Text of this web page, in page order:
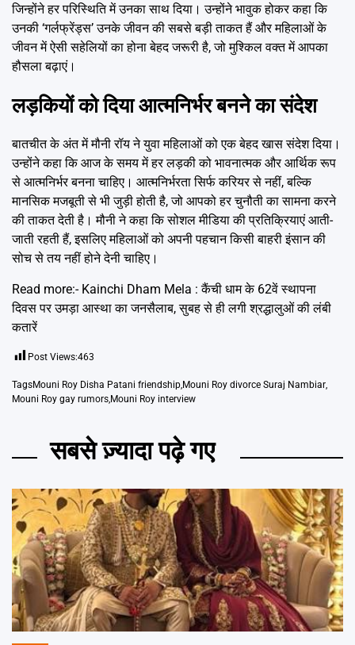
जिन्होंने हर परिस्थिति में उनका साथ दिया। उन्होंने भावुक होकर कहा कि
उनकी ‘गर्लफ्रेंड्स’ उनके जीवन की सबसे बड़ी ताकत हैं और महिलाओं के
जीवन में ऐसी सहेलियों का होना बेहद जरूरी है, जो मुश्किल वक्त में आपका
हौसला बढ़ाएं।
लड़कियों को दिया आत्मनिर्भर बनने का संदेश
बातचीत के अंत में मौनी रॉय ने युवा महिलाओं को एक बेहद खास संदेश दिया।
उन्होंने कहा कि आज के समय में हर लड़की को भावनात्मक और आर्थिक रूप
से आत्मनिर्भर बनना चाहिए। आत्मनिर्भरता सिर्फ करियर से नहीं, बल्कि
मानसिक मजबूती से भी जुड़ी होती है, जो आपको हर चुनौती का सामना करने
की ताकत देती है। मौनी ने कहा कि सोशल मीडिया की प्रतिक्रियाएं आती-
जाती रहती हैं, इसलिए महिलाओं को अपनी पहचान किसी बाहरी इंसान की
सोच से तय नहीं होने देनी चाहिए।
Read more:- Kainchi Dham Mela : कैंची धाम के 62वें स्थापना
दिवस पर उमड़ा आस्था का जनसैलाब, सुबह से ही लगी श्रद्धालुओं की लंबी
कतारें
Post Views:463
TagsMouni Roy Disha Patani friendship,Mouni Roy divorce Suraj Nambiar,
Mouni Roy gay rumors,Mouni Roy interview
सबसे ज़्यादा पढ़े गए